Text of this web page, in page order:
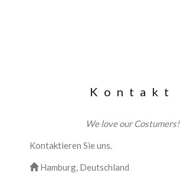
Kontakt
We love our Costumers!
Kontaktieren Sie uns.
Hamburg, Deutschland